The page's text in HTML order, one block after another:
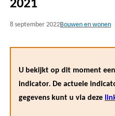
2021
8 september 2022Bouwen en wonen
U bekijkt op dit moment
indicator. De actuele
gegevens kunt u via deze